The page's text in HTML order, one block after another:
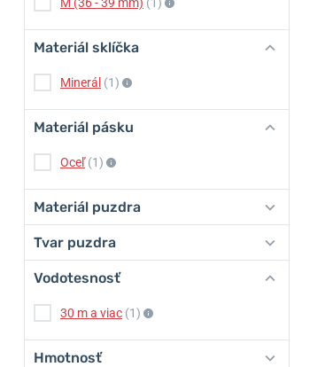
Materiál sklíčka
Minerál (1)
Materiál pásku
Oceľ (1)
Materiál puzdra
Tvar puzdra
Vodotesnosť
30 m a viac (1)
Hmotnosť